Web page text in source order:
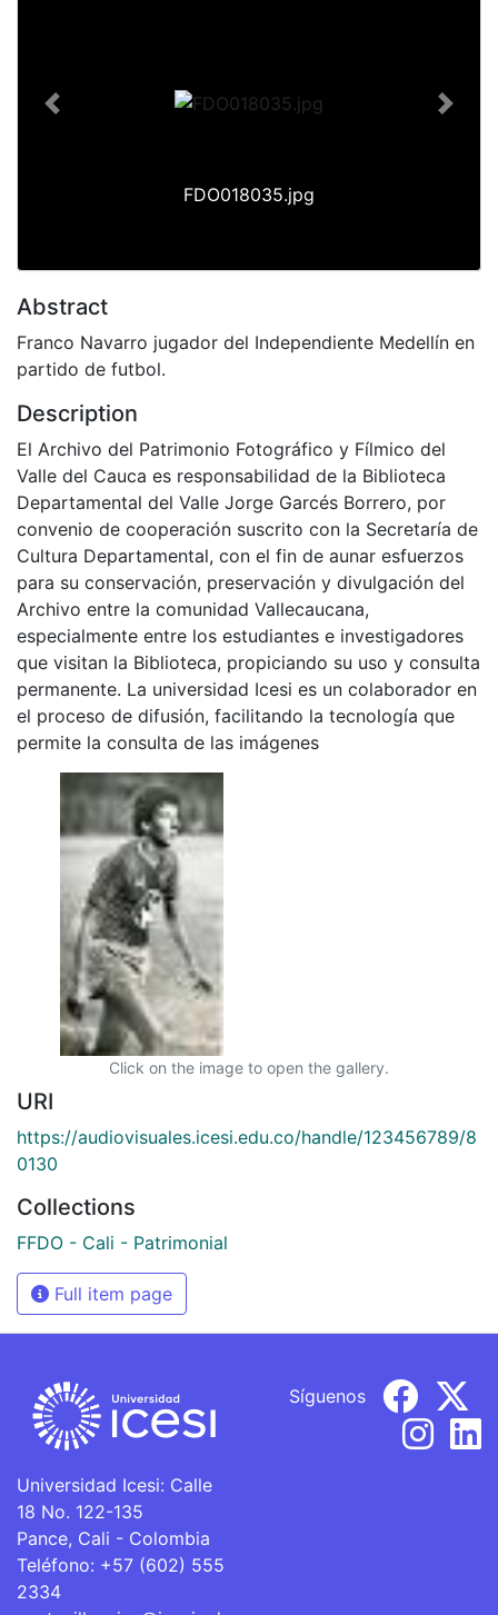
FDO018035.jpg
Previous Next
Abstract
Franco Navarro jugador del Independiente Medellín en
partido de futbol.
Description
El Archivo del Patrimonio Fotográfico y Fílmico del
Valle del Cauca es responsabilidad de la Biblioteca
Departamental del Valle Jorge Garcés Borrero, por
convenio de cooperación suscrito con la Secretaría de
Cultura Departamental, con el fin de aunar esfuerzos
para su conservación, preservación y divulgación del
Archivo entre la comunidad Vallecaucana,
especialmente entre los estudiantes e investigadores
que visitan la Biblioteca, propiciando su uso y consulta
permanente. La universidad Icesi es un colaborador en
el proceso de difusión, facilitando la tecnología que
permite la consulta de las imágenes
Click on the image to open the gallery.
URI
https://audiovisuales.icesi.edu.co/handle/123456789/8
0130
Collections
FFDO - Cali - Patrimonial
Full item page
Universidad Icesi: Calle
18 No. 122-135
Pance, Cali - Colombia
Teléfono: +57 (602) 555
2334
Síguenos